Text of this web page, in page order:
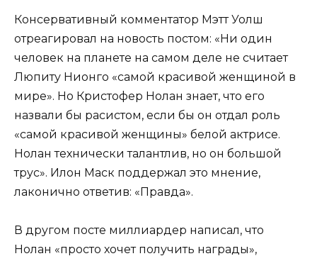
Консервативный комментатор Мэтт Уолш
отреагировал на новость постом: «Ни один
человек на планете на самом деле не считает
Люпиту Нионго «самой красивой женщиной в
мире». Но Кристофер Нолан знает, что его
назвали бы расистом, если бы он отдал роль
«самой красивой женщины» белой актрисе.
Нолан технически талантлив, но он большой
трус». Илон Маск поддержал это мнение,
лаконично ответив: «Правда».
В другом посте миллиардер написал, что
Нолан «просто хочет получить награды»,